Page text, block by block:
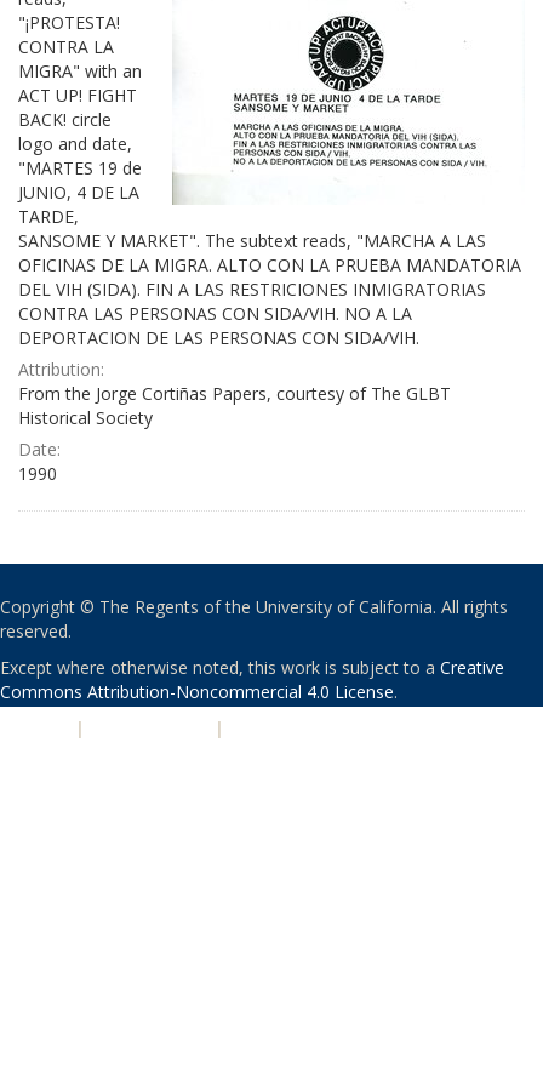
"¡PROTESTA!
CONTRA LA
MIGRA" with an
ACT UP! FIGHT
BACK! circle
logo and date,
"MARTES 19 de
JUNIO, 4 DE LA
TARDE,
SANSOME Y MARKET". The subtext reads, "MARCHA A LAS
OFICINAS DE LA MIGRA. ALTO CON LA PRUEBA MANDATORIA
DEL VIH (SIDA). FIN A LAS RESTRICIONES INMIGRATORIAS
CONTRA LAS PERSONAS CON SIDA/VIH. NO A LA
DEPORTACION DE LAS PERSONAS CON SIDA/VIH.
Attribution:
From the Jorge Cortiñas Papers, courtesy of The GLBT
Historical Society
Date:
1990
Copyright © The Regents of the University of California. All rights
reserved.
Except where otherwise noted, this work is subject to a Creative
Commons Attribution-Noncommercial 4.0 License.
| |